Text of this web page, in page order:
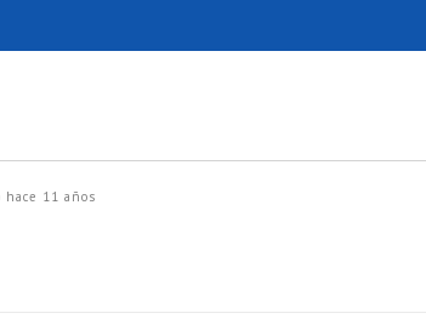
hace 11 años